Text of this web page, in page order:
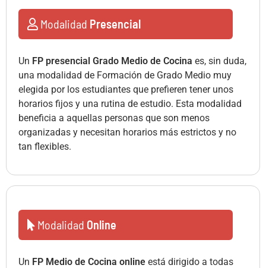
Modalidad Presencial
Un FP presencial Grado Medio de Cocina es, sin duda,
una modalidad de Formación de Grado Medio muy
elegida por los estudiantes que prefieren tener unos
horarios fijos y una rutina de estudio. Esta modalidad
beneficia a aquellas personas que son menos
organizadas y necesitan horarios más estrictos y no
tan flexibles.
Modalidad Online
Un FP Medio de Cocina online está dirigido a todas